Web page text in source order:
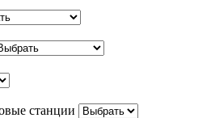
станции